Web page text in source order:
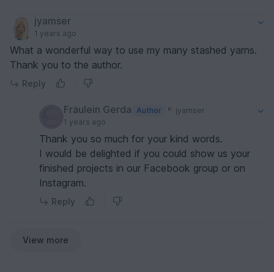
jyamser
1 years ago
What a wonderful way to use my many stashed yarns.
Thank you to the author.
Reply
Fräulein Gerda Author
jyamser
1 years ago
Thank you so much for your kind words.
I would be delighted if you could show us your
finished projects in our Facebook group or on
Instagram.
Reply
View more